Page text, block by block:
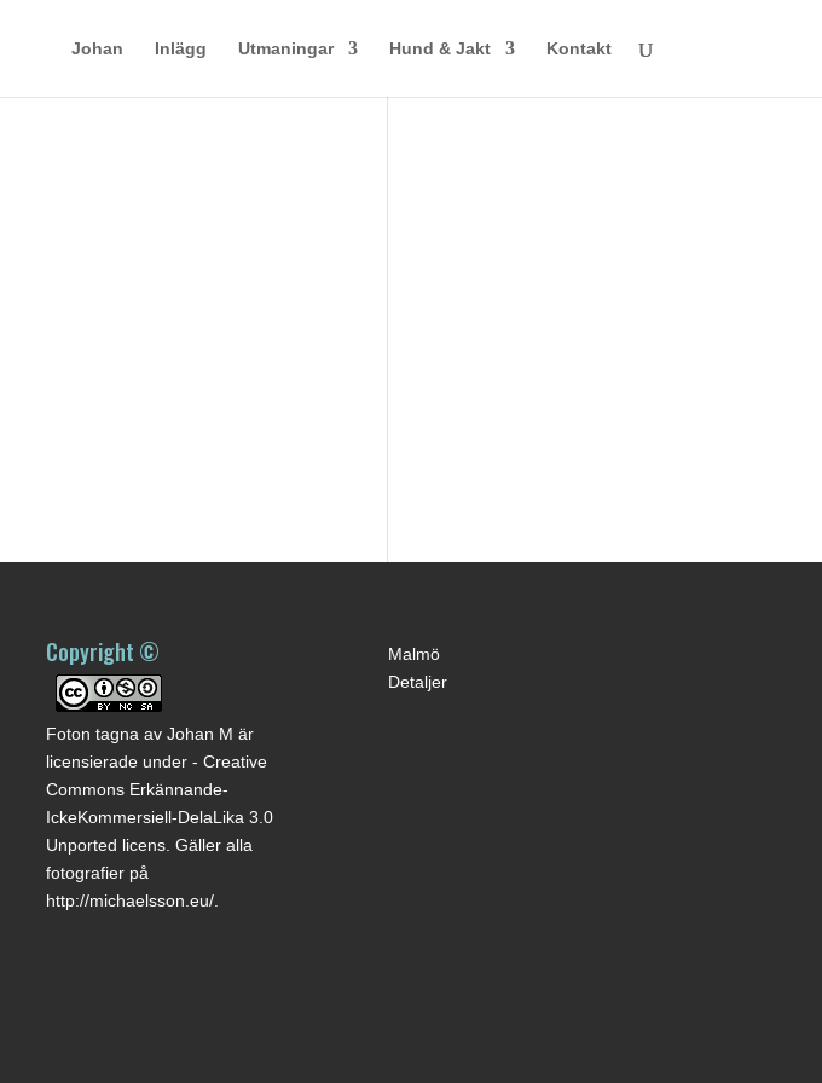
Johan Inlägg Utmaningar Hund & Jakt Kontakt
Copyright ©
Foton tagna av Johan M är
licensierade under - Creative
Commons Erkännande-
IckeKommersiell-DelaLika 3.0
Unported licens. Gäller alla
fotografier på
http://michaelsson.eu/.
Malmö
Detaljer